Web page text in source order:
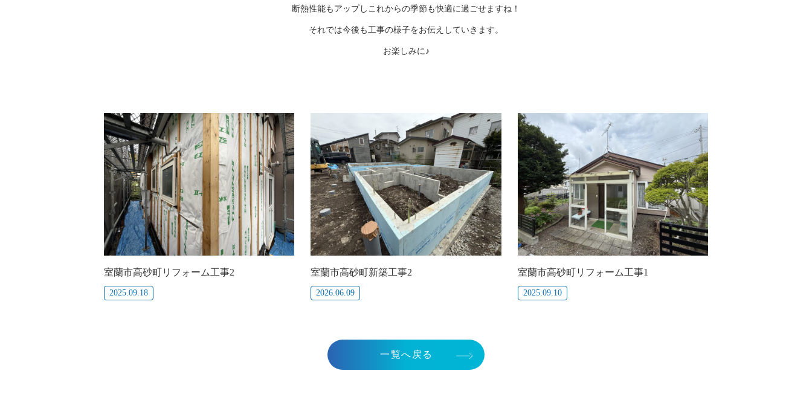
断熱性能もアップしこれからの季節も快適に過ごせますね！
それでは今後も工事の様子をお伝えしていきます。
お楽しみに♪
室蘭市高砂町リフォーム工事2
2025.09.18
室蘭市高砂町新築工事2
2026.06.09
室蘭市高砂町リフォーム工事1
2025.09.10
一覧へ戻る